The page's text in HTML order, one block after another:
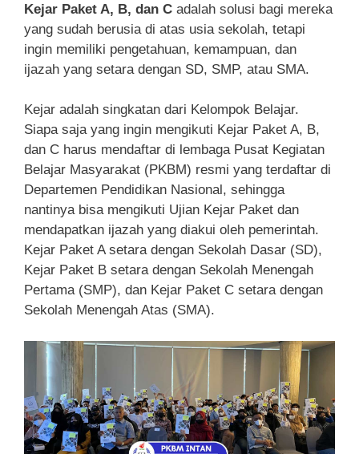
Kejar Paket A, B, dan C adalah solusi bagi mereka
yang sudah berusia di atas usia sekolah, tetapi
ingin memiliki pengetahuan, kemampuan, dan
ijazah yang setara dengan SD, SMP, atau SMA.
Kejar adalah singkatan dari Kelompok Belajar.
Siapa saja yang ingin mengikuti Kejar Paket A, B,
dan C harus mendaftar di lembaga Pusat Kegiatan
Belajar Masyarakat (PKBM) resmi yang terdaftar di
Departemen Pendidikan Nasional, sehingga
nantinya bisa mengikuti Ujian Kejar Paket dan
mendapatkan ijazah yang diakui oleh pemerintah.
Kejar Paket A setara dengan Sekolah Dasar (SD),
Kejar Paket B setara dengan Sekolah Menengah
Pertama (SMP), dan Kejar Paket C setara dengan
Sekolah Menengah Atas (SMA).